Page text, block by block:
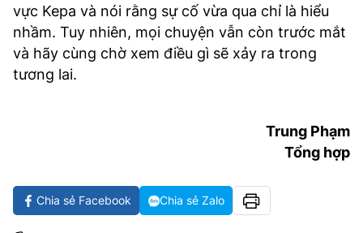
vực Kepa và nói rằng sự cố vừa qua chỉ là hiểu
nhầm. Tuy nhiên, mọi chuyện vẫn còn trước mắt
và hãy cùng chờ xem điều gì sẽ xảy ra trong
tương lai.
Trung Phạm
Tổng hợp
Chia sẻ Facebook Chia sẻ Zalo